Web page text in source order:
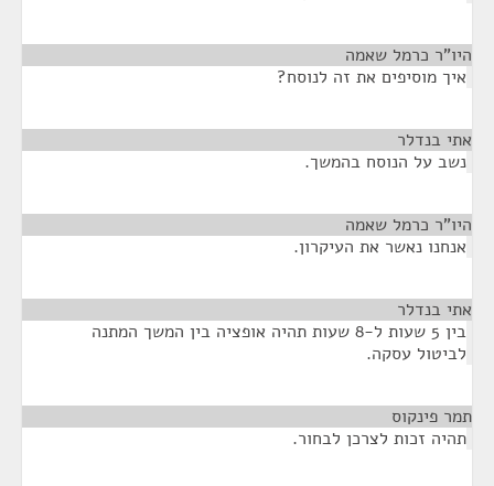
היו"ר כרמל שאמה
איך מוסיפים את זה לנוסח?
אתי בנדלר
נשב על הנוסח בהמשך.
היו"ר כרמל שאמה
אנחנו נאשר את העיקרון.
אתי בנדלר
בין 5 שעות ל-8 שעות תהיה אופציה בין המשך המתנה
לביטול עסקה.
תמר פינקוס
תהיה זכות לצרכן לבחור.